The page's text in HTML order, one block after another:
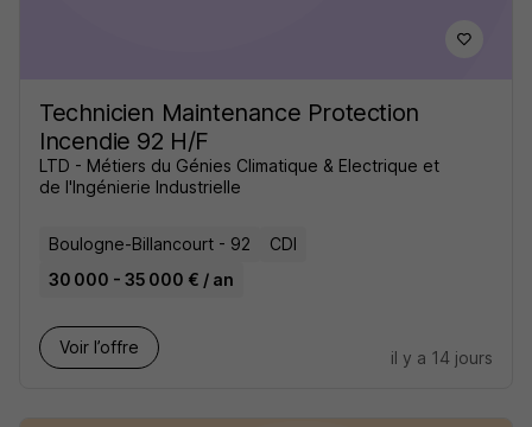
Technicien Maintenance Protection
Incendie 92 H/F
LTD - Métiers du Génies Climatique & Electrique et
de l'Ingénierie Industrielle
Boulogne-Billancourt - 92
CDI
30 000 - 35 000 € / an
Voir l’offre
il y a 14 jours